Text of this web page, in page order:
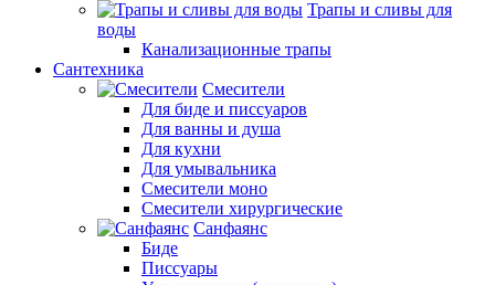
Трапы и сливы для
воды
Канализационные трапы
Сантехника
Смесители
Для биде и писсуаров
Для ванны и душа
Для кухни
Для умывальника
Смесители моно
Смесители хирургические
Санфаянс
Биде
Писсуары